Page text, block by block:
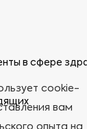
в сфере
cookie-
вам
опыта на